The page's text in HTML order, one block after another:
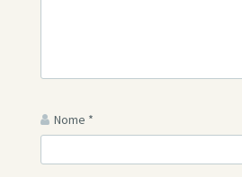
Nome *